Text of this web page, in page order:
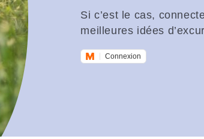
Si c’est le cas,
meilleures idées
Connexion